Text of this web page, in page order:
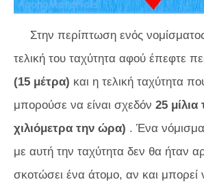
Στην περίπτωση ενός
τελική του ταχύτητα αφού έπεφτε
(15 μέτρα) και η τελική ταχύτητα
μπορούσε να είναι σχεδόν 25
χιλιόμετρα την ώρα) . Ένα νόμισμα
με αυτή την ταχύτητα δεν θα ήταν
σκοτώσει ένα άτομο, αν και μπορεί